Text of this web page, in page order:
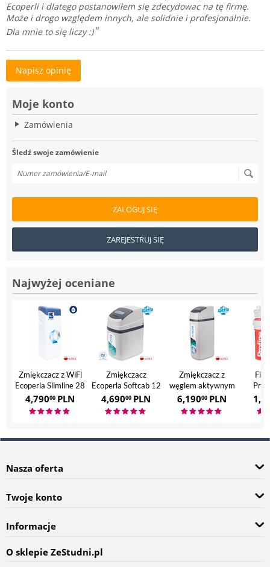
Moje konto
Zamówienia
Śledź swoje zamówienie
ZALOGUJ SIĘ
ZAREJESTRUJ SIĘ
Najwyżej oceniane
Zmiękczacz z WiFi
Ecoperla Slimline 28
4,79000 PLN
Zmiękczacz
Ecoperla Softcab 12
4,69000 PLN
Zmiękczacz z
węglem aktywnym
Ecoperla Hero
6,19000 PLN
Filtr
Ecoperli i dlatego postanowiłem się zdecydowac na tę firmę.
Może i drogo względem innych, ale solidnie i profesjonalnie.
Dla mnie to się liczy :)
Napisz opinię
Nasza oferta
Twoje konto
Informacje
O sklepie ZeStudni.pl